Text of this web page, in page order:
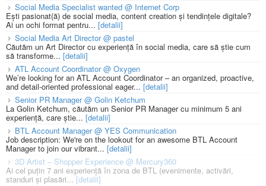
Social Media Specialist wanted @ Internet Corp
Ești pasionat(ă) de social media, content creation și tendințele digitale?
Ai un ochi format pentru... [detalii]
Social Media Art Director @ pastel
Căutăm un Art Director cu experiență în social media, care să știe cum
să transforme... [detalii]
ATL Account Coordinator @ Oxygen
We’re looking for an ATL Account Coordinator – an organized, proactive,
and detail-oriented professional eager... [detalii]
Senior PR Manager @ Golin Ketchum
La Golin Ketchum, căutăm un Senior PR Manager cu minimum 5 ani
experiență, care știe... [detalii]
BTL Account Manager @ YES Communication
Job description: We're on the lookout for an awesome BTL Account
Manager to join our vibrant... [detalii]
3D Artist – Shopper Experience @ Mercury360
Ai cel puțin 7 ani experiență în zona de BTL (evenimente, activări,
standuri și plasări... [detalii]